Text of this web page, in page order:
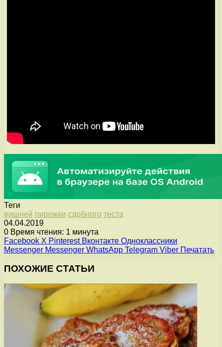
Теги
вишней пирожки сдобного теста
04.04.2019
0 Время чтения: 1 минута
Facebook X Pinterest Вконтакте Одноклассники
Messenger Messenger WhatsApp Telegram Viber Печатать
ПОХОЖИЕ СТАТЬИ